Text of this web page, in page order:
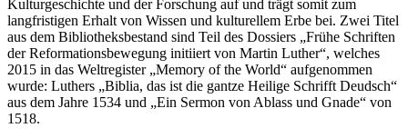
Kulturgeschichte und der Forschung auf und trägt somit zum
langfristigen Erhalt von Wissen und kulturellem Erbe bei. Zwei Titel
aus dem Bibliotheksbestand sind Teil des Dossiers „Frühe Schriften
der Reformationsbewegung initiiert von Martin Luther“, welches
2015 in das Weltregister „Memory of the World“ aufgenommen
wurde: Luthers „Biblia, das ist die gantze Heilige Schrifft Deudsch“
aus dem Jahre 1534 und „Ein Sermon von Ablass und Gnade“ von
1518.